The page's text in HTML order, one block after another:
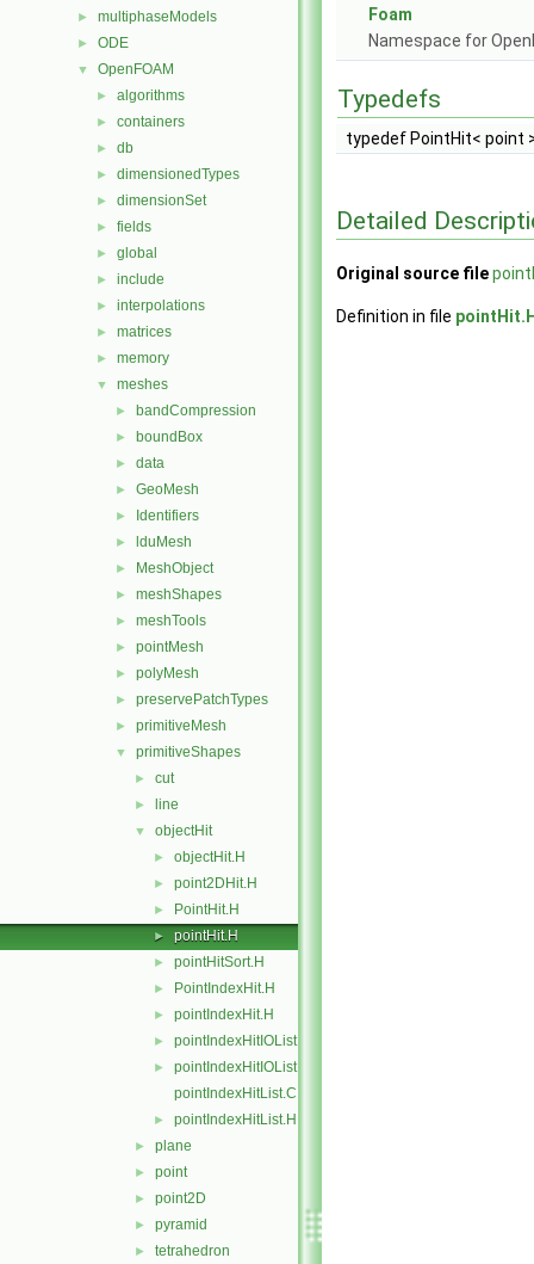
► multiphaseModels
► ODE
▼ OpenFOAM
► algorithms
► containers
► db
► dimensionedTypes
► dimensionSet
► fields
► global
► include
► interpolations
► matrices
► memory
▼ meshes
► bandCompression
► boundBox
► data
► GeoMesh
► Identifiers
► lduMesh
► MeshObject
► meshShapes
► meshTools
► pointMesh
► polyMesh
► preservePatchTypes
► primitiveMesh
▼ primitiveShapes
► cut
► line
▼ objectHit
► objectHit.H
► point2DHit.H
► PointHit.H
► pointHit.H
► pointHitSort.H
► PointIndexHit.H
► pointIndexHit.H
► pointIndexHitIOList.C
►
pointIndexHitIOList.H
pointIndexHitList.C
► pointIndexHitList.H
► plane
► point
► point2D
► pyramid
► tetrahedron
Foam
Namespace for
Typedefs
typedef PointHit< point
Detailed
Original source file
Definition in file